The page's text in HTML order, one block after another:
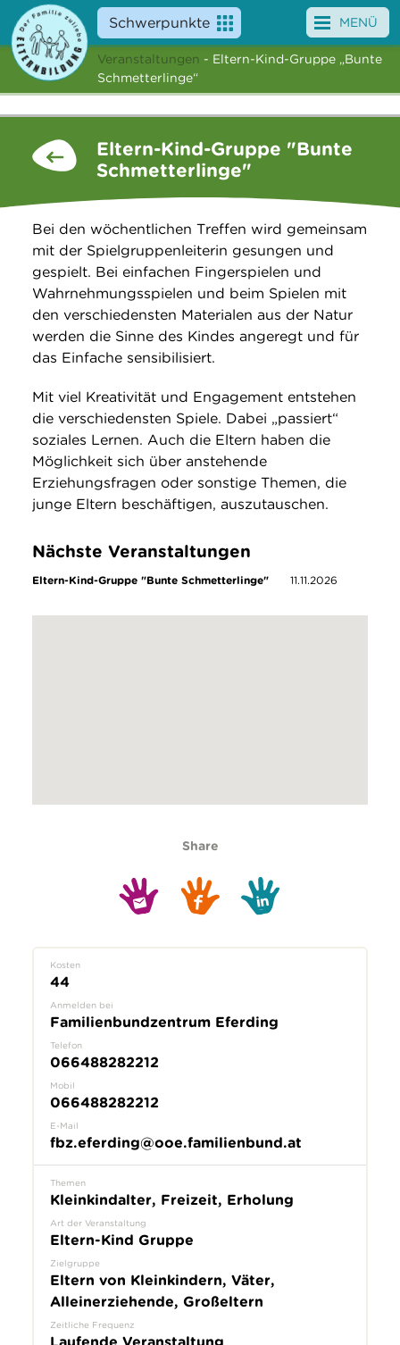
Schwerpunkte
Angebote
News
Über uns
Suche
MENÜ
Veranstaltungen - Eltern-Kind-Gruppe „Bunte
Schmetterlinge“
Eltern-Kind-Gruppe "Bunte
Schmetterlinge"
Bei den wöchentlichen Treffen wird gemeinsam
mit der Spielgruppenleiterin gesungen und
gespielt. Bei einfachen Fingerspielen und
Wahrnehmungsspielen und beim Spielen mit
den verschiedensten Materialen aus der Natur
werden die Sinne des Kindes angeregt und für
das Einfache sensibilisiert.
Mit viel Kreativität und Engagement entstehen
die verschiedensten Spiele. Dabei „passiert“
soziales Lernen. Auch die Eltern haben die
Möglichkeit sich über anstehende
Erziehungsfragen oder sonstige Themen, die
junge Eltern beschäftigen, auszutauschen.
Nächste Veranstaltungen
Eltern-Kind-Gruppe "Bunte Schmetterlinge" 11.11.2026
Share
Kosten
44
Anmelden bei
Familienbundzentrum Eferding
Telefon
066488282212
Mobil
066488282212
E-Mail
fbz.eferding@ooe.familienbund.at
Themen
Kleinkindalter, Freizeit, Erholung
Art der Veranstaltung
Eltern-Kind Gruppe
Zielgruppe
Eltern von Kleinkindern, Väter,
Alleinerziehende, Großeltern
Zeitliche Frequenz